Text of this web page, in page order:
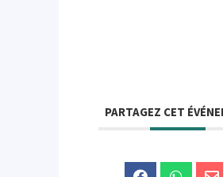
PARTAGEZ CET